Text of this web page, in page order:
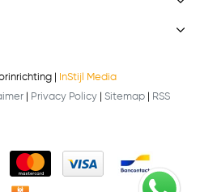
|
InStijl Media
Privacy Policy Sitemap
RSS